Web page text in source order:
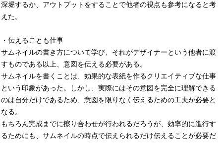
深堀するか、アウトプットをすることで他者の視点も参考になると考
えた。
・伝えることも仕事
サムネイルの書き方について学び、それがデザイナーという他者に渡
すものである以上、意図を伝える必要がある。
サムネイルを書くことは、効果的な表紙を作るクリエイティブな仕事
という印象があった。しかし、実際にはその意図を完全に理解できる
のは自分だけであるため、意図を限りなく伝えるための工夫が必要と
なる。
もちろん完成までに擦り合わせが行われるだろうが、効率的に進行す
るためにも、サムネイルの時点で伝えられるだけ伝えることが必要だ